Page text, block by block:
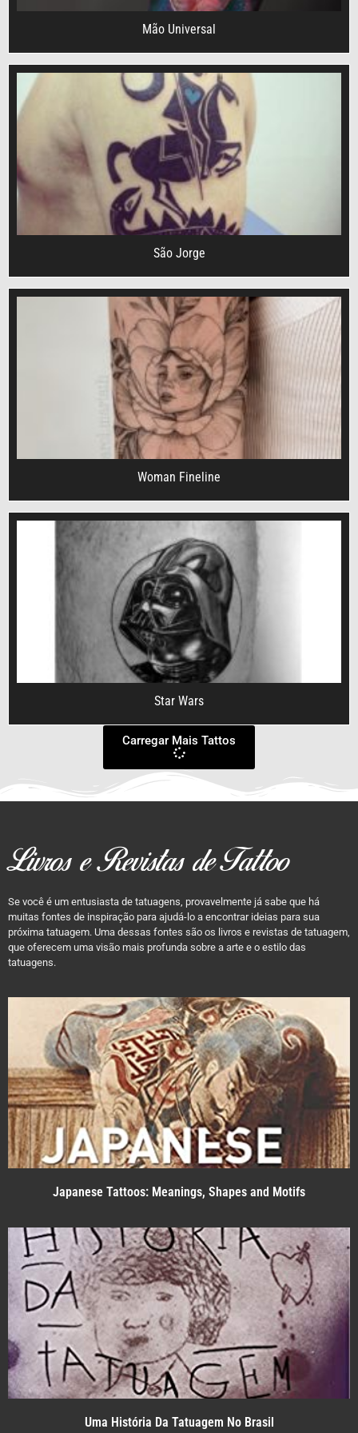
Mão Universal
São Jorge
Woman Fineline
Star Wars
Carregar Mais Tattos
Livros e Revistas de Tattoo
Se você é um entusiasta de tatuagens, provavelmente já sabe que há
muitas fontes de inspiração para ajudá-lo a encontrar ideias para sua
próxima tatuagem. Uma dessas fontes são os livros e revistas de tatuagem,
que oferecem uma visão mais profunda sobre a arte e o estilo das
tatuagens.
Japanese Tattoos: Meanings, Shapes and Motifs
Uma História Da Tatuagem No Brasil